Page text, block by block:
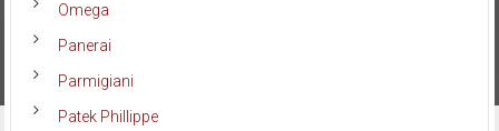
Omega
Panerai
Parmigiani
Patek Phillippe